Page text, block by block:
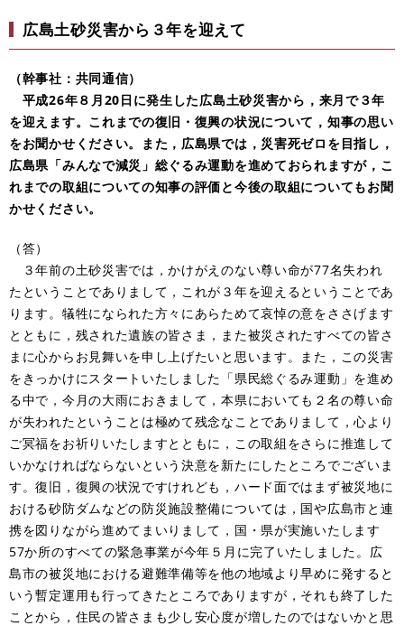
広島土砂災害から３年を迎えて
（幹事社：共同通信）
平成26年８月20日に発生した広島土砂災害から，来月で３年
を迎えます。これまでの復旧・復興の状況について，知事の思い
をお聞かせください。また，広島県では，災害死ゼロを目指し，
広島県「みんなで減災」総ぐるみ運動を進めておられますが，こ
れまでの取組についての知事の評価と今後の取組についてもお聞
かせください。
（答）
３年前の土砂災害では，かけがえのない尊い命が77名失われ
たということでありまして，これが３年を迎えるということであ
ります。犠牲になられた方々にあらためて哀悼の意をささげます
とともに，残された遺族の皆さま，また被災されたすべての皆さ
まに心からお見舞いを申し上げたいと思います。また，この災害
をきっかけにスタートいたしました「県民総ぐるみ運動」を進め
る中で，今月の大雨におきまして，本県においても２名の尊い命
が失われたということは極めて残念なことでありまして，心より
ご冥福をお祈りいたしますとともに，この取組をさらに推進して
いかなければならないという決意を新たにしたところでございま
す。復旧，復興の状況ですけれども，ハード面ではまず被災地に
おける砂防ダムなどの防災施設整備については，国や広島市と連
携を図りながら進めてまいりまして，国・県が実施いたします
57か所のすべての緊急事業が今年５月に完了いたしました。広
島市の被災地における避難準備等を他の地域より早めに発すると
いう暫定運用も行ってきたところでありますが，それも終了した
ことから，住民の皆さまも少し安心度が増したのではないかと思